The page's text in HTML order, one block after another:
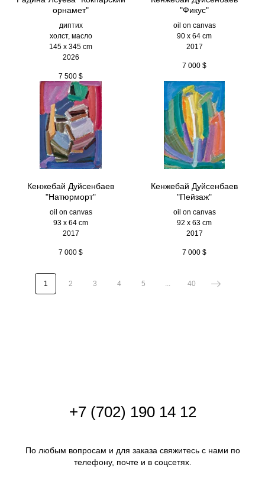
орнамет"
диптих
холст, масло
145 х 345 cm
2026
7 500 $
"Фикус"
oil on canvas
90 x 64 cm
2017
7 000 $
Кенжебай Дуйсенбаев
"Натюрморт"
oil on canvas
93 x 64 cm
2017
7 000 $
Кенжебай Дуйсенбаев
"Пейзаж"
oil on canvas
92 x 63 cm
2017
7 000 $
1 2 3 4 5 ... 40
+7 (702) 190 14 12
По любым вопросам и для заказа свяжитесь с нами по
телефону, почте и в соцсетях.